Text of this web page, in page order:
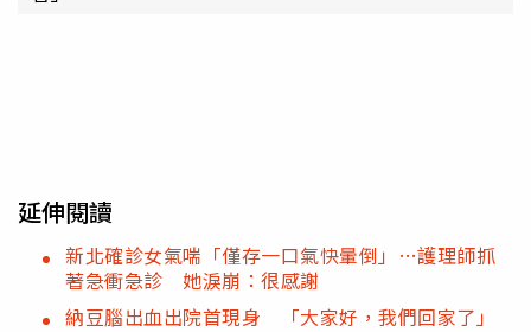
延伸閱讀
新北確診女氣喘「僅存一口氣快暈倒」…護理師抓
著急衝急診 她淚崩：很感謝
納豆腦出血出院首現身 「大家好，我們回家了」